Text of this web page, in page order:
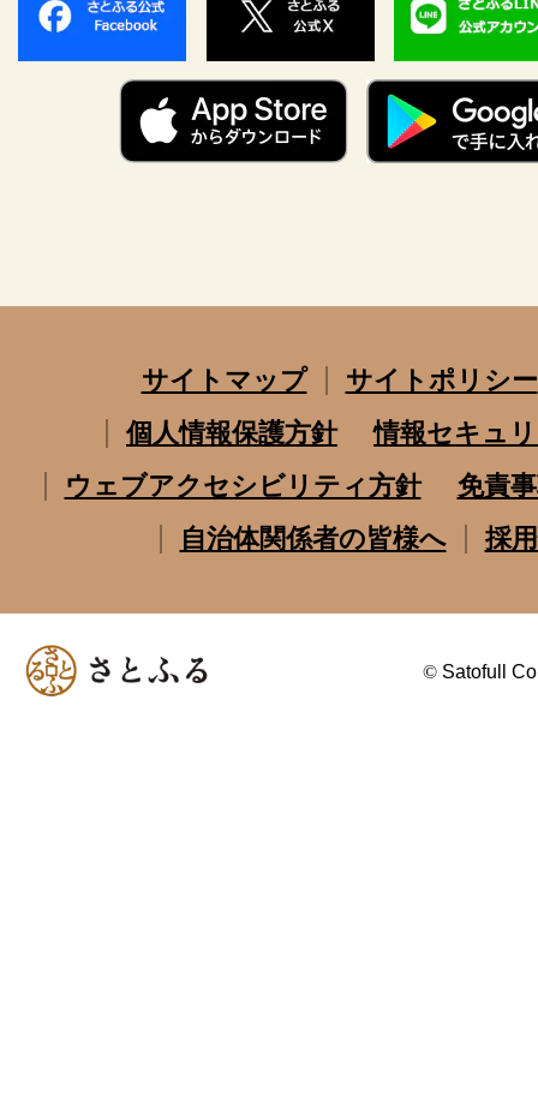
サイトマップ
サイトポリシー
個人情報保護方針
情報セキュ
ウェブアクセシビリティ方針
免責
自治体関係者の皆様へ
採
© Satofull